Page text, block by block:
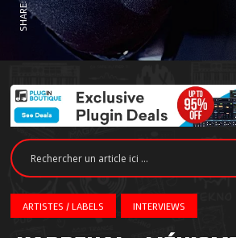
SHARE:
ARTISTES / LABELS INTERVIEWS